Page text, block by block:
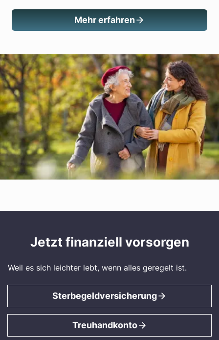
Mehr erfahren
Jetzt finanziell vorsorgen
Weil es sich leichter lebt, wenn alles geregelt ist.
Sterbegeldversicherung
Treuhandkonto